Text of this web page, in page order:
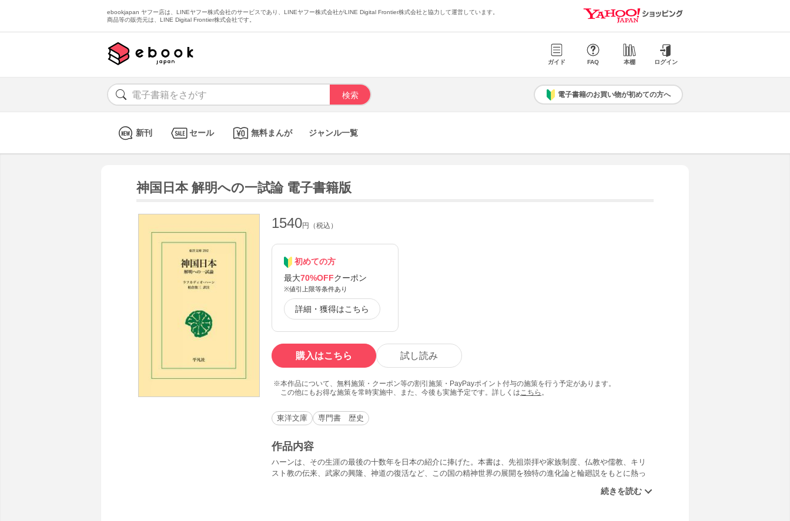
ebookjapan ヤフー店は、LINEヤフー株式会社のサービスであり、LINEヤフー株式会社がLINE Digital Frontier株式会社と協力して運営しています。
商品等の販売元は、LINE Digital Frontier株式会社です。
ガイド FAQ 本棚 ログイン
電子書籍のお買い物が初めての方へ
新刊 セール 無料まんが ジャンル一覧
神国日本 解明への一試論 電子書籍版
1540円（税込）
初めての方
最大70%OFFクーポン
※値引上限等条件あり
詳細・獲得はこちら
購入はこちら 試し読み
本作品について、無料施策・クーポン等の割引施策・PayPayポイント付与の施策を行う予定があります。
この他にもお得な施策を常時実施中、また、今後も実施予定です。詳しくは こちら 。
東洋文庫 専門書 歴史
作品内容
ハーンは、その生涯の最後の十数年を日本の紹介に捧げた。本書は、先祖崇拝や家族制度、仏教や儒教、キリ
スト教の伝来、武家の興隆、神道の復活など、この国の精神世界の展開を独特の進化論と輪廻説をもとに熱っ